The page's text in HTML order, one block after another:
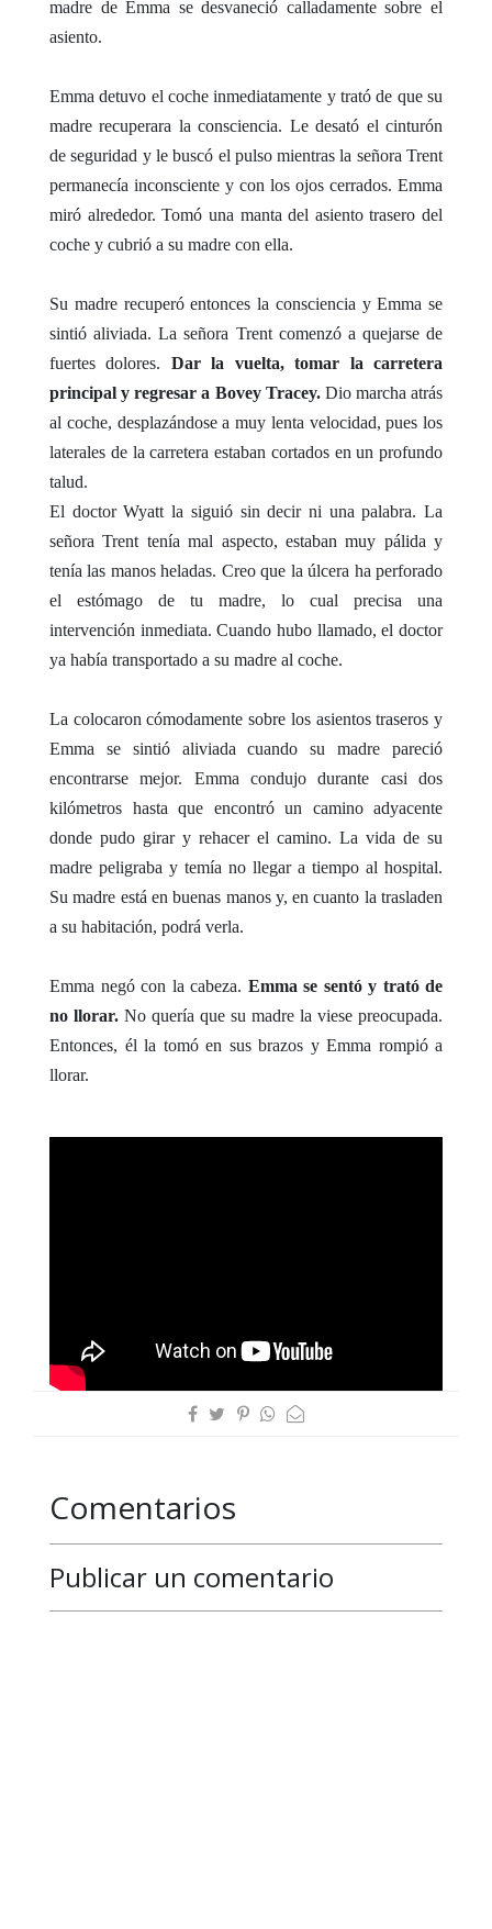
madre de Emma se desvaneció calladamente sobre el
asiento.
Emma detuvo el coche inmediatamente y trató de que su
madre recuperara la consciencia. Le desató el cinturón
de seguridad y le buscó el pulso mientras la señora Trent
permanecía inconsciente y con los ojos cerrados. Emma
miró alrededor. Tomó una manta del asiento trasero del
coche y cubrió a su madre con ella.
Su madre recuperó entonces la consciencia y Emma se
sintió aliviada. La señora Trent comenzó a quejarse de
fuertes dolores. Dar la vuelta, tomar la carretera
principal y regresar a Bovey Tracey.Dio marcha atrás
al coche, desplazándose a muy lenta velocidad, pues los
laterales de la carretera estaban cortados en un profundo
talud.
El doctor Wyatt la siguió sin decir ni una palabra. La
señora Trent tenía mal aspecto, estaban muy pálida y
tenía las manos heladas. Creo que la úlcera ha perforado
el estómago de tu madre, lo cual precisa una
intervención inmediata. Cuando hubo llamado, el doctor
ya había transportado a su madre al coche.
La colocaron cómodamente sobre los asientos traseros y
Emma se sintió aliviada cuando su madre pareció
encontrarse mejor. Emma condujo durante casi dos
kilómetros hasta que encontró un camino adyacente
donde pudo girar y rehacer el camino. La vida de su
madre peligraba y temía no llegar a tiempo al hospital.
Su madre está en buenas manos y, en cuanto la trasladen
a su habitación, podrá verla.
Emma negó con la cabeza. Emma se sentó y trató de
no llorar. No quería que su madre la viese preocupada.
Entonces, él la tomó en sus brazos y Emma rompió a
llorar.
Comentarios
Publicar un comentario